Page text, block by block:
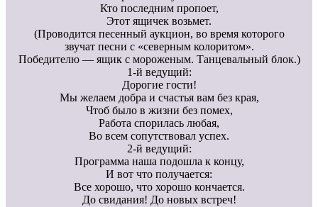
Кто последним пропоет,
Этот ящичек возьмет.
(Проводится песенный аукцион, во время которого
звучат песни с «северным колоритом».
Победителю — ящик с мороженым. Танцевальный блок.)
1-й ведущий:
Дорогие гости!
Мы желаем добра и счастья вам без края,
Чтоб было в жизни без помех,
Работа спорилась любая,
Во всем сопутствовал успех.
2-й ведущий:
Программа наша подошла к концу,
И вот что получается:
Все хорошо, что хорошо кончается.
До свидания! До новых встреч!